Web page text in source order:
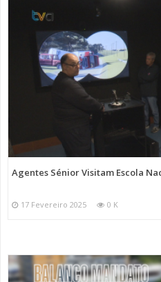
Agentes Sénior Visitam Escola
17 Fevereiro 2025 0 K